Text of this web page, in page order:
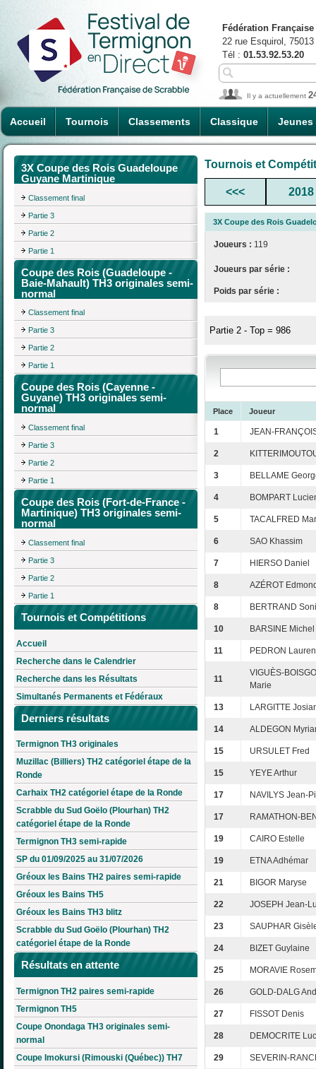
Accueil Tournois Classements Classique Jeunes
Fédération
22 rue Esquirol,
Tél : 01.53.92.53.20
Il y a actuellement
3X Coupe des Rois Guadeloupe
Guyane Martinique
Classement final
Partie 3
Partie 2
Partie 1
Coupe des Rois (Guadeloupe -
Baie-Mahault) TH3 originales semi-
normal
Classement final
Partie 3
Partie 2
Partie 1
Coupe des Rois (Cayenne -
Guyane) TH3 originales semi-
normal
Classement final
Partie 3
Partie 2
Partie 1
Coupe des Rois (Fort-de-France -
Martinique) TH3 originales semi-
normal
Classement final
Partie 3
Partie 2
Partie 1
Tournois et Compétitions
Accueil
Recherche dans le Calendrier
Recherche dans les Résultats
Simultanés Permanents et Fédéraux
Derniers résultats
Termignon TH3 originales
Muzillac (Billiers) TH2 catégoriel étape de la
Ronde
Carhaix TH2 catégoriel étape de la Ronde
Scrabble du Sud Goëlo (Plourhan) TH2
catégoriel étape de la Ronde
Termignon TH3 semi-rapide
SP du 01/09/2025 au 31/07/2026
Gréoux les Bains TH2 paires semi-rapide
Gréoux les Bains TH5
Gréoux les Bains TH3 blitz
Scrabble du Sud Goëlo (Plourhan) TH2
catégoriel étape de la Ronde
Résultats en attente
Termignon TH2 paires semi-rapide
Termignon TH5
Coupe Onondaga TH3 originales semi-
normal
Coupe Imokursi (Rimouski (Québec)) TH7
Tournois et
<<< 2018
3X Coupe des Rois
Joueurs : 119
Joueurs par série :
Poids par série :
Partie 2 - Top = 986
Place Joueur
1 JEAN-
2
3 BELLAME
4 BOMPART
5 TACALFRED
6 SAO Khassim
7 HIERSO Daniel
8 AZÉROT
8 BERTRAND
10 BARSINE Michel
11 PEDRON
11
VIGUÈS-
Marie
13 LARGITTE
14 ALDEGON
15 URSULET Fred
15 YEYE Arthur
17 NAVILYS Jean-
17 RAMATHON-
19 CAIRO Estelle
19 ETNA Adhémar
21 BIGOR Maryse
22 JOSEPH Jean-
23 SAUPHAR
24 BIZET Guylaine
25 MORAVIE
26 GOLD-DALG
27 FISSOT Denis
28 DEMOCRITE
29 SEVERIN-